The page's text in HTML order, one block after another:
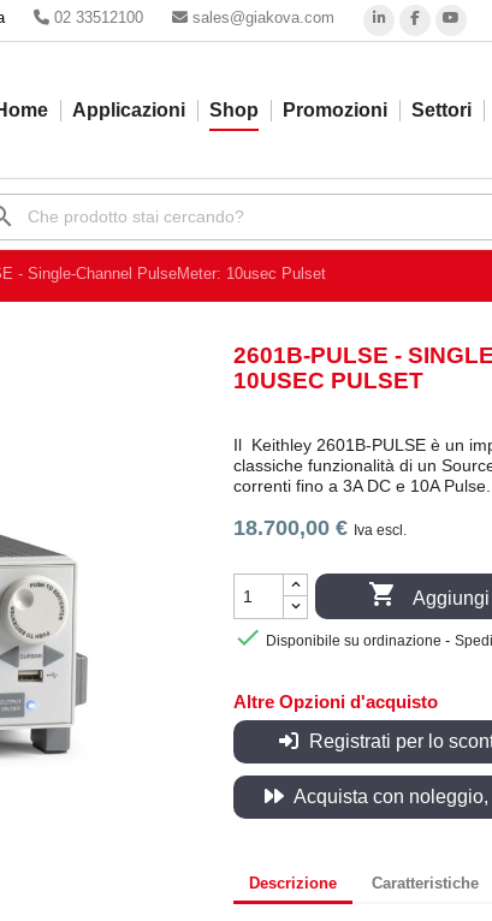
02 33512100 sales@giakova.com
Applicazioni Shop Promozioni Settori
- Single-Channel PulseMeter: 10usec Pulset
2601B-PULSE -
10USEC PULSET
Il Keithley 2601B-PULSE è un
classiche funzionalità di un
correnti fino a 3A DC e 10A Pulse.
18.700,00 € Iva escl.

 Disponibile su ordinazione -
Altre Opzioni d'acquisto
Registrati per lo
Acquista con
Descrizione Caratteristiche